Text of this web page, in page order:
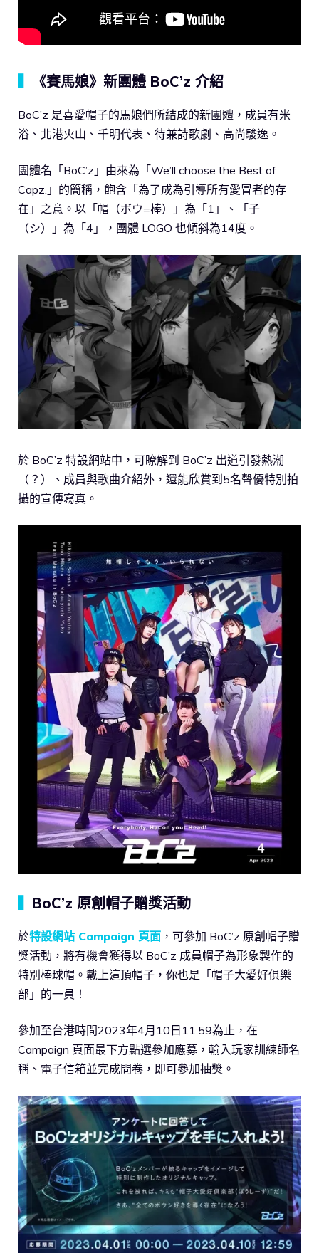
《賽馬娘》新團體 BoC’z 介紹
BoC’z 是喜愛帽子的馬娘們所結成的新團體，成員有米
浴、北港火山、千明代表、待兼詩歌劇、高尚駿逸。
團體名「BoC’z」由來為「We’ll choose the Best of
Capz.」的簡稱，飽含「為了成為引導所有愛冒者的存
在」之意。以「帽（ボウ=棒）」為「1」、「子
（シ）」為「4」，團體 LOGO 也傾斜為14度。
於 BoC’z 特設網站中，可瞭解到 BoC’z 出道引發熱潮
（？）、成員與歌曲介紹外，還能欣賞到5名聲優特別拍
攝的宣傳寫真。
BoC’z 原創帽子贈獎活動
於特設網站 Campaign 頁面 ，可參加 BoC’z 原創帽子贈
獎活動，將有機會獲得以 BoC’z 成員帽子為形象製作的
特別棒球帽。戴上這頂帽子，你也是「帽子大愛好俱樂
部」的一員！
參加至台港時間2023年4月10日11:59為止，在
Campaign 頁面最下方點選參加應募，輸入玩家訓練師名
稱、電子信箱並完成問卷，即可參加抽獎。